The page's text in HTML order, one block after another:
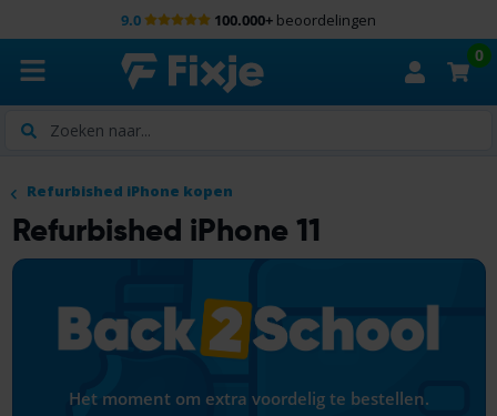
9.0 100.000+ beoordelingen
Zoeken
0
Refurbished iPhone kopen
Refurbished iPhone 11
Het moment om extra voordelig te bestellen.